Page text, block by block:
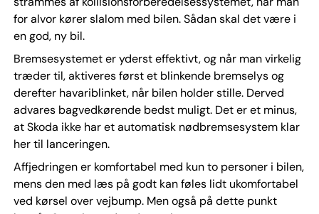
for alvor kører slalom med bilen. Sådan skal det være i
en god, ny bil.
Bremsesystemet er yderst effektivt, og når man virkelig
træder til, aktiveres først et blinkende bremselys og
derefter havariblinket, når bilen holder stille. Derved
advares bagvedkørende bedst muligt. Det er et minus,
at Skoda ikke har et automatisk nødbremsesystem klar
her til lanceringen.
Affjedringen er komfortabel med kun to personer i bilen,
mens den med læs på godt kan føles lidt ukomfortabel
ved kørsel over vejbump. Men også på dette punkt